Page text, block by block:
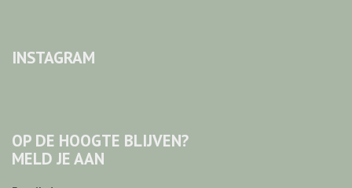
INSTAGRAM
OP DE HOOGTE BLIJVEN?
MELD JE AAN